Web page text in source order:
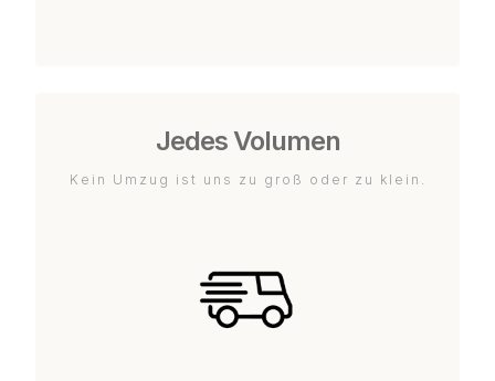
Jedes Volumen
Kein Umzug ist uns zu groß oder zu klein.